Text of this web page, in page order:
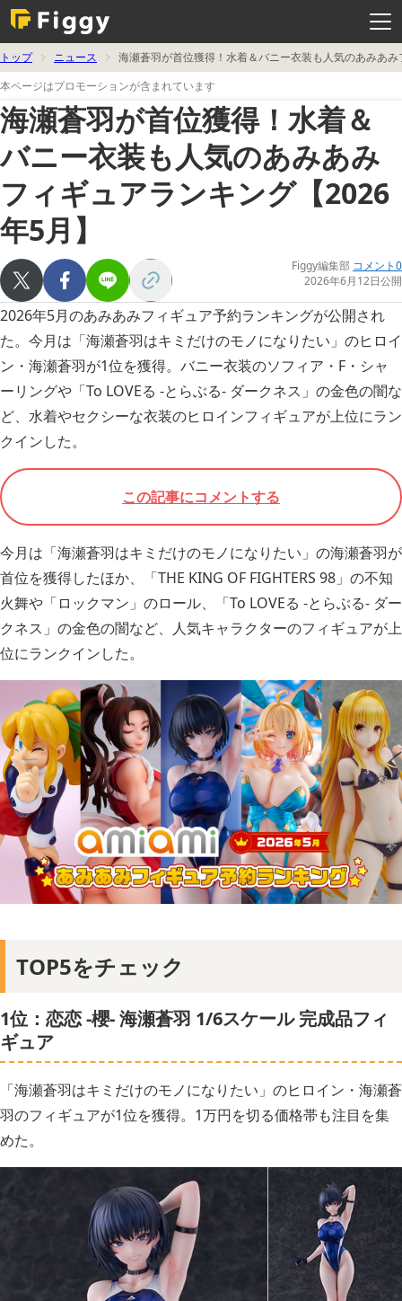
ー
を
開
く
トップ ニュース
海瀬蒼羽が首位獲得！水着＆バニー衣装も人気のあみあ
本ページはプロモーションが含まれています
海瀬蒼羽が首位獲得！水着＆
バニー衣装も人気のあみあみ
フィギュアランキング【2026
年5月】
Figgy編集部 コメント0
2026年6月12日公開
2026年5月のあみあみフィギュア予約ランキングが公開され
た。今月は「海瀬蒼羽はキミだけのモノになりたい」のヒロイ
ン・海瀬蒼羽が1位を獲得。バニー衣装のソフィア・F・シャ
ーリングや「To LOVEる -とらぶる- ダークネス」の金色の闇な
ど、水着やセクシーな衣装のヒロインフィギュアが上位にラン
クインした。
この記事にコメントする
今月は「海瀬蒼羽はキミだけのモノになりたい」の海瀬蒼羽が
首位を獲得したほか、「THE KING OF FIGHTERS 98」の不知
火舞や「ロックマン」のロール、「To LOVEる -とらぶる- ダー
クネス」の金色の闇など、人気キャラクターのフィギュアが上
位にランクインした。
TOP5をチェック
1位：恋恋 -櫻- 海瀬蒼羽 1/6スケール 完成品フィ
ギュア
「海瀬蒼羽はキミだけのモノになりたい」のヒロイン・海瀬蒼
羽のフィギュアが1位を獲得。1万円を切る価格帯も注目を集
めた。